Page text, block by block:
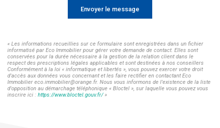
Envoyer le message
« Les informations recueillies sur ce formulaire sont enregistrées dans un fichier
informatisé par Eco Immobilier pour gérer votre demande de contact. Elles sont
conservées pour la durée nécessaire à la gestion de la relation client dans le
respect des prescriptions légales applicables et sont destinées à nos conseillers
Conformément à la loi « informatique et libertés », vous pouvez exercer votre droit
d'accès aux données vous concernant et les faire rectifier en contactant Eco
Immobilier eco.immobilier@orange.fr. Nous vous informons de l'existence de la liste
d'opposition au démarchage téléphonique « Bloctel », sur laquelle vous pouvez vous
inscrire ici : https://www.bloctel.gouv.fr/»